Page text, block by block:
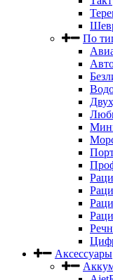
По
Аксессуары